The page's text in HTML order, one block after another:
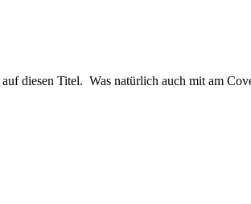
diesen Titel. Was natürlich auch mit am